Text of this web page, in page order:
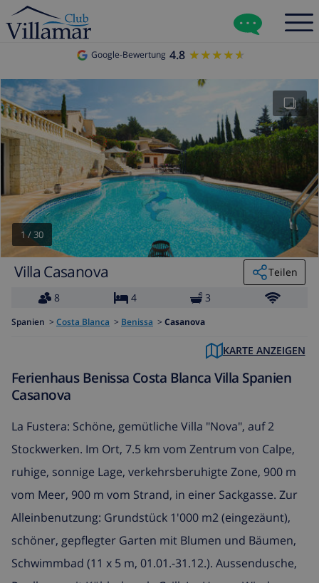
Google-Bewertung 4.8 ★★★★★
★★★★★
1/30
Villa Casanova
Teilen
8
4 3
Spanien > Costa Blanca > Benissa > Casanova
KARTE ANZEIGEN
Ferienhaus Benissa Costa Blanca Villa Spanien
Casanova
La Fustera: Schöne, gemütliche Villa "Nova", auf 2
Stockwerken. Im Ort, 7.5 km vom Zentrum von Calpe,
ruhige, sonnige Lage, verkehrsberuhigte Zone, 900 m
vom Meer, 900 m vom Strand, in einer Sackgasse. Zur
Alleinbenutzung: Grundstück 1'000 m2 (eingezäunt),
schöner, gepflegter Garten mit Blumen und Bäumen,
Schwimmbad (11 x 5 m, 01.01.-31.12.). Aussendusche,